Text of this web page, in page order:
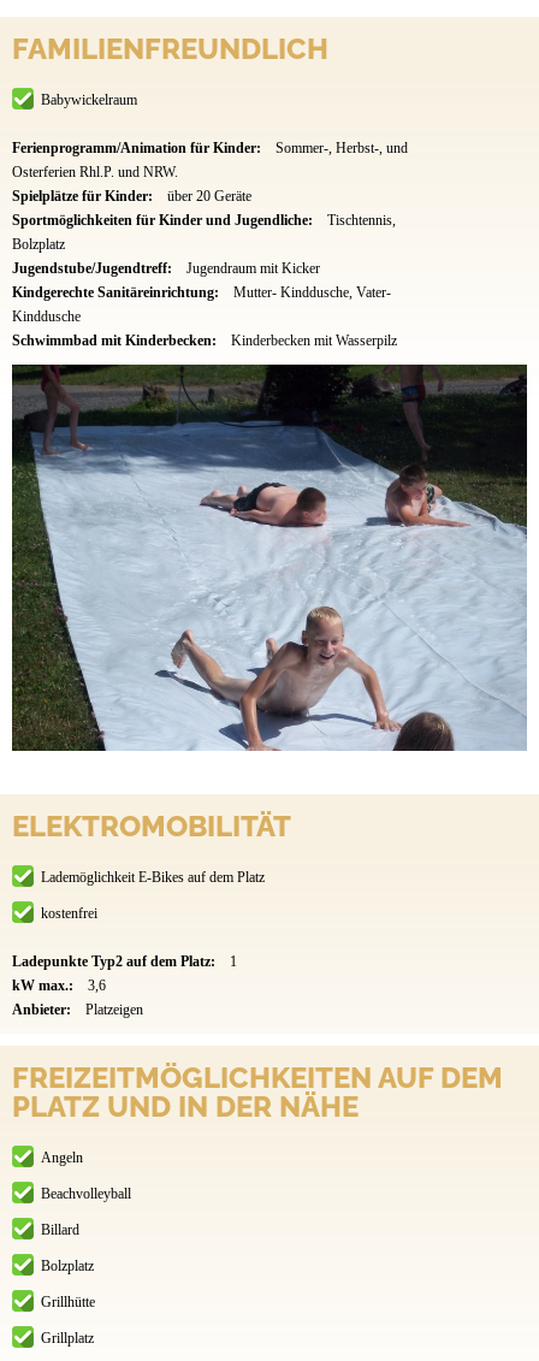
FAMILIENFREUNDLICH
Babywickelraum
Ferienprogramm/Animation für Kinder:
Sommer-, Herbst-, und
Osterferien Rhl.P. und NRW.
Spielplätze für Kinder:
über 20 Geräte
Sportmöglichkeiten für Kinder und Jugendliche:
Tischtennis,
Bolzplatz
Jugendstube/Jugendtreff:
Jugendraum mit Kicker
Kindgerechte Sanitäreinrichtung:
Mutter- Kinddusche, Vater-
Kinddusche
Schwimmbad mit Kinderbecken:
Kinderbecken mit Wasserpilz
ELEKTROMOBILITÄT
Lademöglichkeit E-Bikes auf dem Platz
kostenfrei
Ladepunkte Typ2 auf dem Platz:
1
kW max.:
3,6
Anbieter:
Platzeigen
FREIZEITMÖGLICHKEITEN AUF DEM
PLATZ UND IN DER NÄHE
Angeln
Beachvolleyball
Billard
Bolzplatz
Grillhütte
Grillplatz